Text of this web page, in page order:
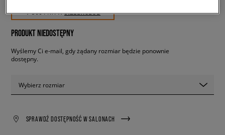
✛ 560 PKT. WSIZEERCLUB
PRODUKT NIEDOSTĘPNY
Wyślemy Ci e-mail, gdy żądany rozmiar będzie ponownie
dostępny.
Wybierz rozmiar
SPRAWDŹ DOSTĘPNOŚĆ W SALONACH